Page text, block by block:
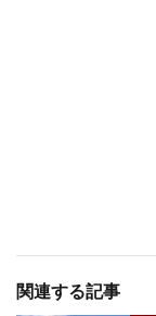
関連する記事